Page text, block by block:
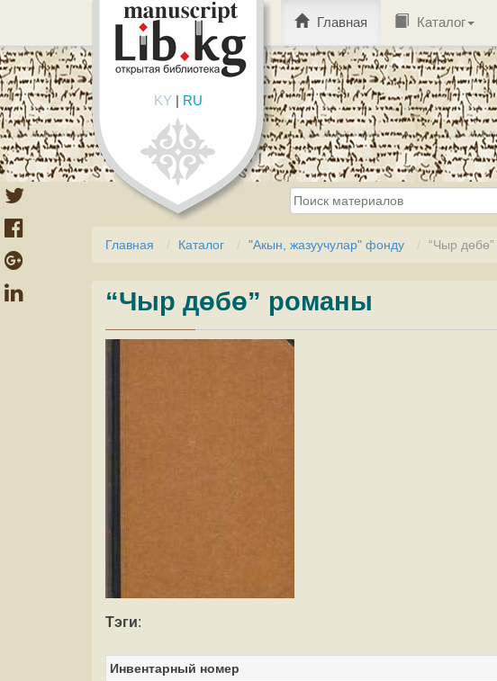
KY| RU
Главная Каталог
Главная Каталог "Акын, жазуучулар" фонду “Чыр
“Чыр дөбө” романы
Тэги:
Инвентарный номер